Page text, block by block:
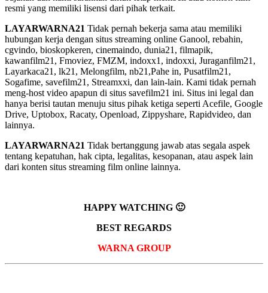
resmi yang memiliki lisensi dari pihak terkait.
LAYARWARNA21 Tidak pernah bekerja sama atau memiliki
hubungan kerja dengan situs streaming online Ganool, rebahin,
cgvindo, bioskopkeren, cinemaindo, dunia21, filmapik,
kawanfilm21, Fmoviez, FMZM, indoxx1, indoxxi, Juraganfilm21,
Layarkaca21, lk21, Melongfilm, nb21,Pahe in, Pusatfilm21,
Sogafime, savefilm21, Streamxxi, dan lain-lain. Kami tidak pernah
meng-host video apapun di situs savefilm21 ini. Situs ini legal dan
hanya berisi tautan menuju situs pihak ketiga seperti Acefile, Google
Drive, Uptobox, Racaty, Openload, Zippyshare, Rapidvideo, dan
lainnya.
LAYARWARNA21 Tidak bertanggung jawab atas segala aspek
tentang kepatuhan, hak cipta, legalitas, kesopanan, atau aspek lain
dari konten situs streaming film online lainnya.
HAPPY WATCHING 🙂
BEST REGARDS
WARNA GROUP